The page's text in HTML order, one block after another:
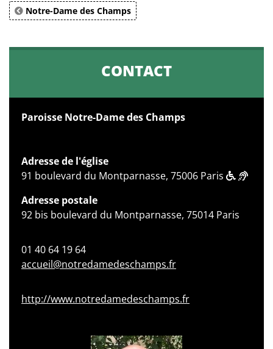
Notre-Dame des Champs
CONTACT
Paroisse Notre-Dame des Champs
Adresse de l'église
91 boulevard du Montparnasse, 75006 Paris
Adresse postale
92 bis boulevard du Montparnasse, 75014 Paris
01 40 64 19 64
accueil@notredamedeschamps.fr
http://www.notredamedeschamps.fr